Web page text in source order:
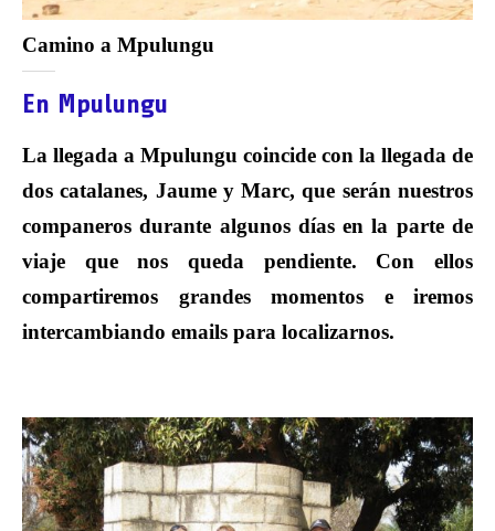
Camino a Mpulungu
En Mpulungu
La llegada a Mpulungu coincide con la llegada de
dos catalanes, Jaume y Marc, que serán nuestros
companeros durante algunos días en la parte de
viaje que nos queda pendiente. Con ellos
compartiremos grandes momentos e iremos
intercambiando emails para localizarnos.